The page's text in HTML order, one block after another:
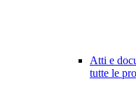
Atti e
tutte le